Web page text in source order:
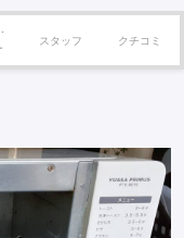
スタッフ クチコミ